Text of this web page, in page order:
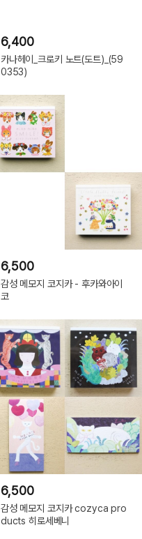
6,400
카나헤이_크로키 노트(도트)_(59
0353)
6,500
감성 메모지 코지카 - 후카와아이
코
6,500
감성 메모지 코지카 cozyca pro
ducts 히로세베니